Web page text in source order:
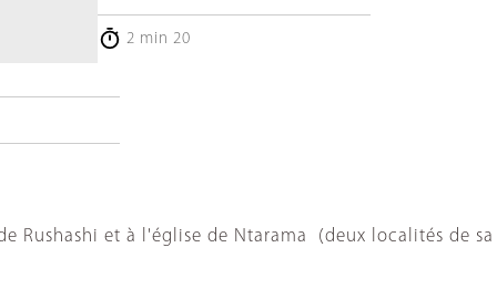
2 min 20
Rushashi et à l'église de Ntarama (deux localités de sa